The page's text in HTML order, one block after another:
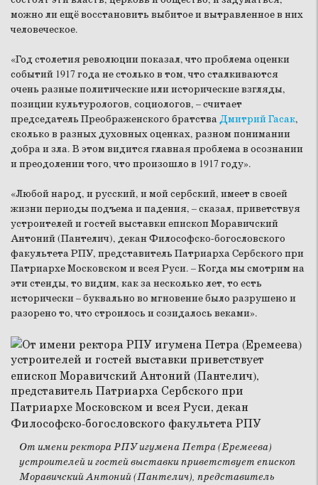
можно ли ещё восстановить выбитое и вытравленное в них
человеческое.
«Год столетия революции показал, что проблема оценки
событий 1917 года не столько в том, что сталкиваются
очень разные политические или исторические взгляды,
позиции культурологов, социологов, – считает
председатель Преображенского братстваДмитрий Гасак,
сколько в разных духовных оценках, разном понимании
добра и зла. В этом видится главная проблема в осознании
и преодолении того, что произошло в 1917 году».
«Любой народ, и русский, и мой сербский, имеет в своей
жизни периоды подъема и падения, – сказал, приветствуя
устроителей и гостей выставки епископ Моравичский
Антоний (Пантелич), декан Философско-богословского
факультета РПУ, представитель Патриарха Сербского при
Патриархе Московском и всея Руси. – Когда мы смотрим на
эти стенды, то видим, как за несколько лет, то есть
исторически – буквально во мгновение было разрушено и
разорено то, что строилось и созидалось веками».
От имени ректора РПУ игумена Петра (Еремеева)
устроителей и гостей выставки приветствует епископ
Моравичский Антоний (Пантелич), представитель